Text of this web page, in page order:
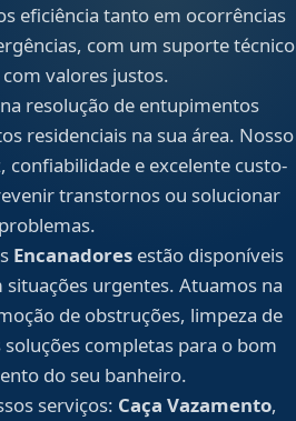
eficiência tanto em ocorrências
com um suporte técnico
valores justos.
resolução de entupimentos
residenciais na sua área. Nosso
e excelente custo-
transtornos ou solucionar
problemas.
Encanadoresestão disponíveis
urgentes. Atuamos na
de obstruções, limpeza de
completas para o bom
do seu banheiro.
serviços: Caça Vazamento,